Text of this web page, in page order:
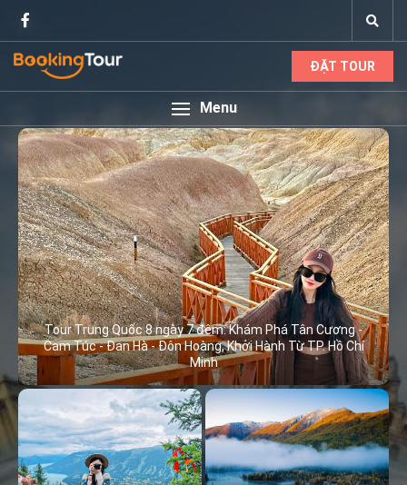
ĐẶT TOUR
Menu
Tour Trung Quốc 8 ngày 7 đêm: Khám Phá Tân Cương -
Cam Túc - Đan Hà - Đôn Hoàng, Khởi Hành Từ TP. Hồ Chí
Minh